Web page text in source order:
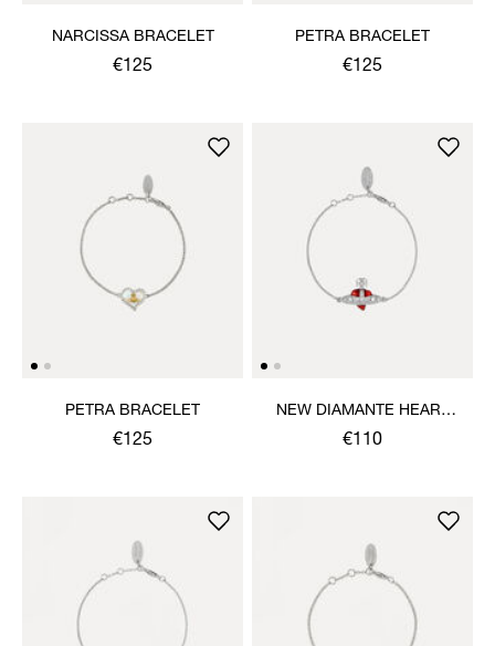
NARCISSA BRACELET
€125
PETRA BRACELET
€125
PETRA BRACELET
€125
NEW DIAMANTE HEART
BRACELET
€110